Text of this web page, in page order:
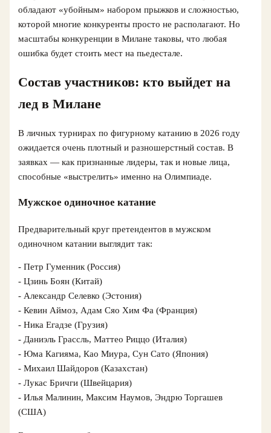
обладают «убойным» набором прыжков и сложностью,
которой многие конкуренты просто не располагают. Но
масштабы конкуренции в Милане таковы, что любая
ошибка будет стоить мест на пьедестале.
Состав участников: кто выйдет на
лед в Милане
В личных турнирах по фигурному катанию в 2026 году
ожидается очень плотный и разношерстный состав. В
заявках — как признанные лидеры, так и новые лица,
способные «выстрелить» именно на Олимпиаде.
Мужское одиночное катание
Предварительный круг претендентов в мужском
одиночном катании выглядит так:
- Петр Гуменник (Россия)
- Цзинь Боян (Китай)
- Александр Селевко (Эстония)
- Кевин Аймоз, Адам Сяо Хим Фа (Франция)
- Ника Егадзе (Грузия)
- Даниэль Грассль, Маттео Риццо (Италия)
- Юма Кагияма, Као Миура, Сун Сато (Япония)
- Михаил Шайдоров (Казахстан)
- Лукас Бричги (Швейцария)
- Илья Малинин, Максим Наумов, Эндрю Торгашев
(США)